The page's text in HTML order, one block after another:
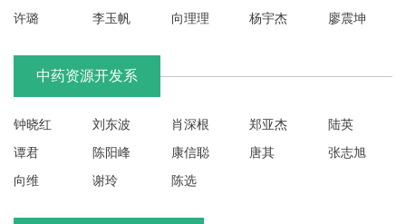
校
主
收
许璐
李玉帆 向理理 杨宇杰 廖震坤
中药资源开发系
钟晓红 刘东波 肖深根 郑亚杰
陆英
谭君
陈阳峰 康信聪 唐其
张志旭
向维
谢玲 陈选